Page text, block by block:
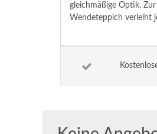
gleichmäßige Optik.
Wendeteppich verleiht